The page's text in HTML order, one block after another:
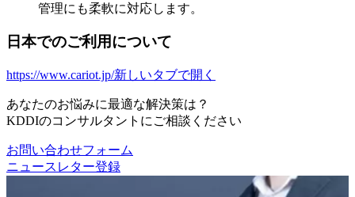
管理にも柔軟に対応します。
日本でのご利用について
https://www.cariot.jp/新しいタブで開く
あなたのお悩みに最適な解決策は？
KDDIのコンサルタントにご相談ください
お問い合わせフォーム
ニュースレター登録